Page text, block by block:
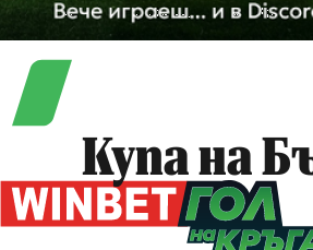
Купа на